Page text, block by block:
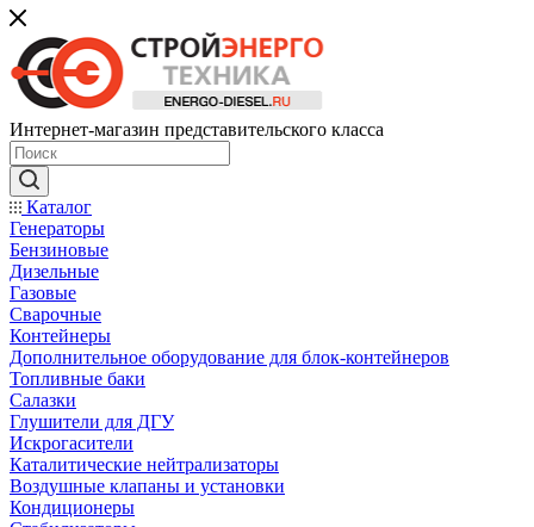
Интернет-магазин представительского класса
Каталог
Генераторы
Бензиновые
Дизельные
Газовые
Сварочные
Контейнеры
Дополнительное оборудование для блок-контейнеров
Топливные баки
Салазки
Глушители для ДГУ
Искрогасители
Каталитические нейтрализаторы
Воздушные клапаны и установки
Кондиционеры